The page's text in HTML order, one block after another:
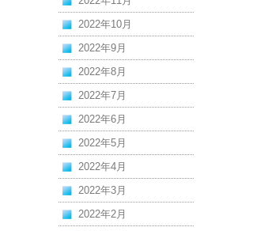
2022年10月
2022年9月
2022年8月
2022年7月
2022年6月
2022年5月
2022年4月
2022年3月
2022年2月